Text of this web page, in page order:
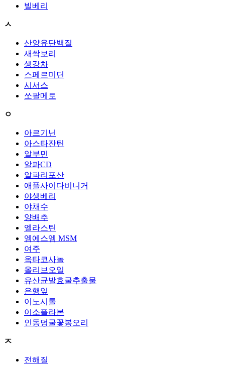
빌베리
ㅅ
산양유단백질
새싹보리
생강차
스페르미딘
시서스
쏘팔메토
ㅇ
아르기닌
아스타잔틴
알부민
알파CD
알파리포산
애플사이다비니거
야생베리
야채수
양배추
엘라스틴
엠에스엠 MSM
여주
옥타코사놀
올리브오일
유산균발효굴추출물
은행잎
이노시톨
이소플라본
인동덩굴꽃봉오리
ㅈ
전해질